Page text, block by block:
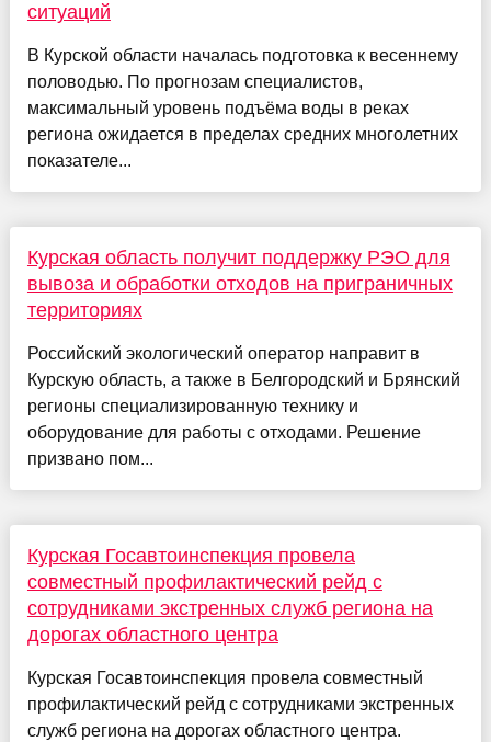
ситуаций
В Курской области началась подготовка к весеннему
половодью. По прогнозам специалистов,
максимальный уровень подъёма воды в реках
региона ожидается в пределах средних многолетних
показателе...
Курская область получит поддержку РЭО для
вывоза и обработки отходов на приграничных
территориях
Российский экологический оператор направит в
Курскую область, а также в Белгородский и Брянский
регионы специализированную технику и
оборудование для работы с отходами. Решение
призвано пом...
Курская Госавтоинспекция провела
совместный профилактический рейд с
сотрудниками экстренных служб региона на
дорогах областного центра
Курская Госавтоинспекция провела совместный
профилактический рейд с сотрудниками экстренных
служб региона на дорогах областного центра.